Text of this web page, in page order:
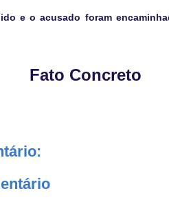
e o acusado foram
Fato Concreto